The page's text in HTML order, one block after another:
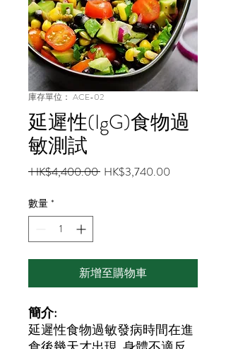
庫存單位： ACE-02
延遲性(IgG)食物過
敏測試
HK$4,400.00 一HK$3,740.00
數量 *
新增至購物車
簡介:
延遲性食物過敏發病時間在進